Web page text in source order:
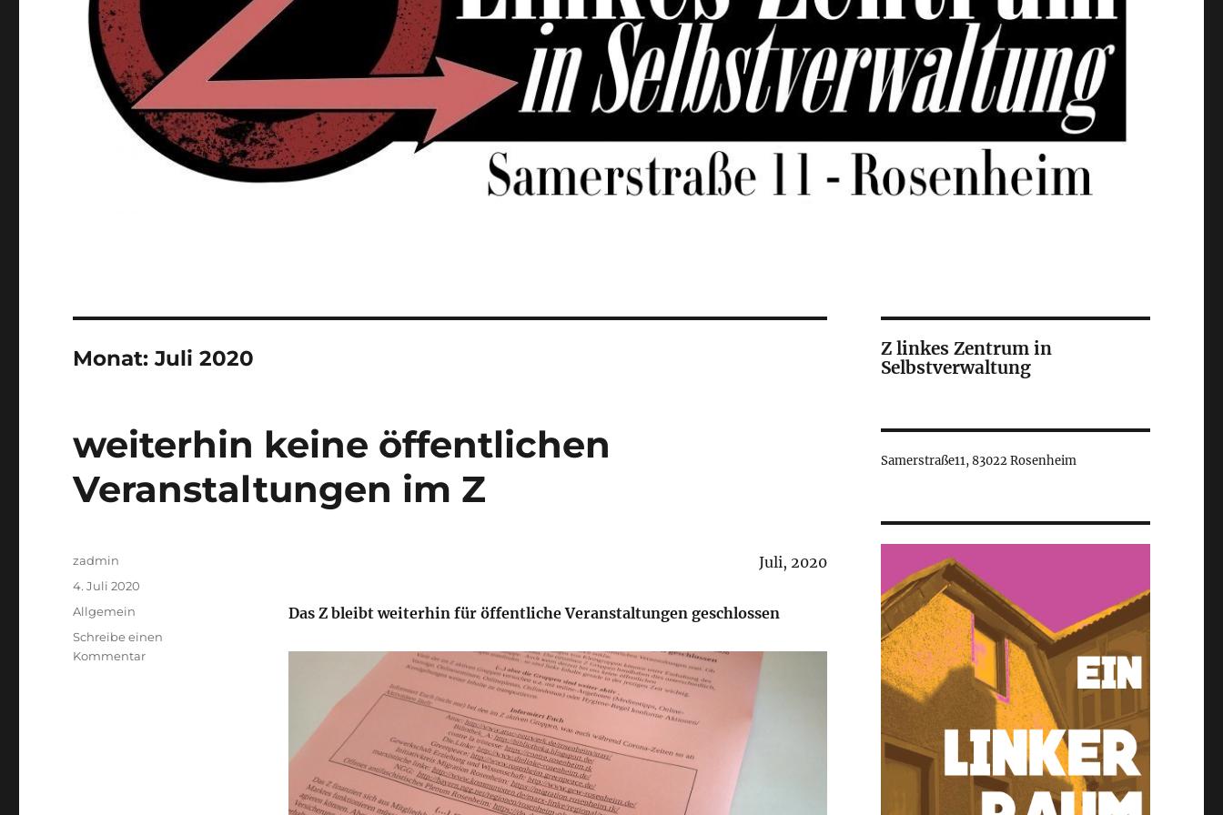
Monat:Juli 2020
weiterhin keine öffentlichen
Veranstaltungen im Z
Juli, 2020
Das Z bleibtweiterhin für öffentliche Veranstaltungen geschlossen
Autor
zadmin
Veröffentlicht
am
4. Juli 2020
Kategorien
Allgemein
Schreibe einen
Kommentarzu
Z linkes Zentrum in
Selbstverwaltung
Samerstraße11, 83022 Rosenheim